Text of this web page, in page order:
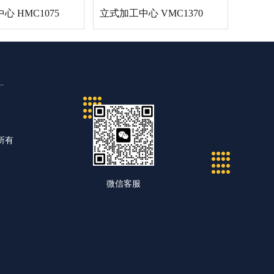
心 HMC1075 立式加工中心 VMC1370
有
微信客服